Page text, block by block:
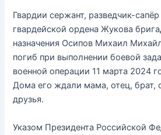
Гвардии сержант, разведчик-
гвардейской ордена Жукова
назначения Осипов Михаил
погиб при выполнении боевой
военной операции 11 марта 2024
Дома его ждали мама, отец, брат,
друзья.
Указом Президента Российской